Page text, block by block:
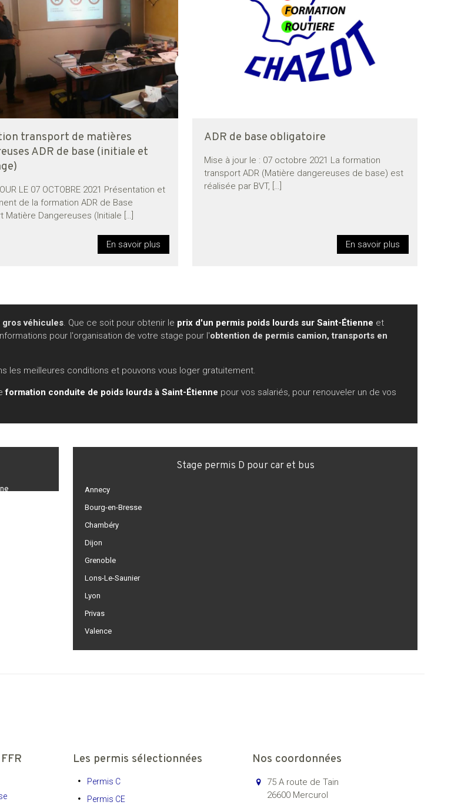
transport de matières
ADR de base (initiale et
LE 07 OCTOBRE 2021 Présentation et
de la formation ADR de Base
Matière Dangereuses (Initiale […]
En savoir plus
ADR de base obligatoire
Mise à jour le : 07 octobre 2021 La formation
transport ADR (Matière dangereuses de base) est
réalisée par BVT, […]
En savoir plus
véhicules. Que ce soit pour obtenir le prix d'un permis poids lourds sur Saint-Étienne et
pour l'organisation de votre stage pour l'obtention de permis camion, transports en
les meilleures conditions et pouvons vous loger gratuitement.
formation conduite de poids lourds à Saint-Étienne pour vos salariés, pour renouveler un de vos
Stage permis D pour car et bus
Annecy
Bourg-en-Bresse
Chambéry
Dijon
Grenoble
Lons-Le-Saunier
Lyon
Privas
Valence
Les permis sélectionnées
Permis C
Permis CE
Nos coordonnées
75 A route de Tain
26600 Mercurol